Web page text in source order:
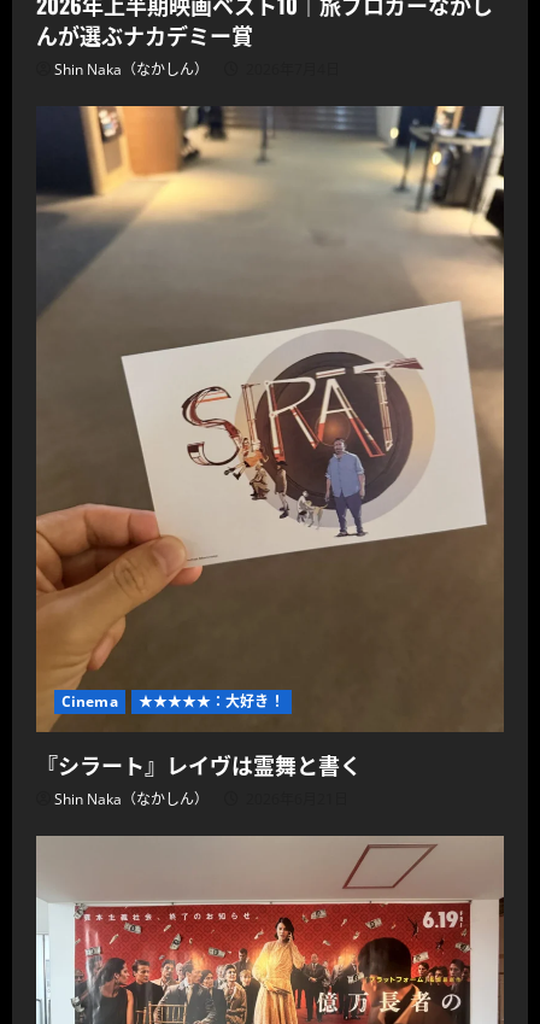
んが選ぶナカデミー賞
Shin Naka（なかしん）
Cinema ★★★★★：大好き！
『シラート』レイヴは霊舞と書く
Shin Naka（なかしん）